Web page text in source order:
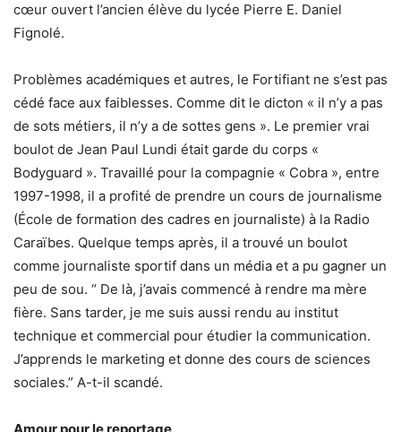
cœur ouvert l’ancien élève du lycée Pierre E. Daniel
Fignolé.
Problèmes académiques et autres, le Fortifiant ne s’est pas
cédé face aux faiblesses. Comme dit le dicton « il n’y a pas
de sots métiers, il n’y a de sottes gens ». Le premier vrai
boulot de Jean Paul Lundi était garde du corps «
Bodyguard ». Travaillé pour la compagnie « Cobra », entre
1997-1998, il a profité de prendre un cours de journalisme
(École de formation des cadres en journaliste) à la Radio
Caraïbes. Quelque temps après, il a trouvé un boulot
comme journaliste sportif dans un média et a pu gagner un
peu de sou. “ De là, j’avais commencé à rendre ma mère
fière. Sans tarder, je me suis aussi rendu au institut
technique et commercial pour étudier la communication.
J’apprends le marketing et donne des cours de sciences
sociales.” A-t-il scandé.